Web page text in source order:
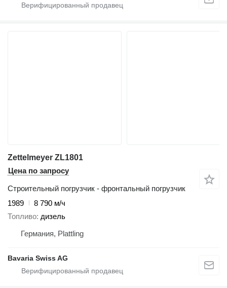
Zettelmeyer ZL1801
Цена по запросу
Строительный погрузчик - фронтальный погрузчик
1989
8 790 м/ч
Топливо дизель
Германия, Plattling
Bavaria Swiss AG